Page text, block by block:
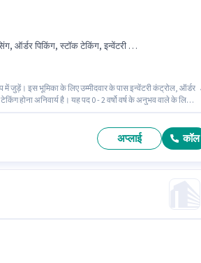
पिकिंग, स्टॉक टेकिंग, इन्वेंटरी कंट्रोल
जुड़ें। इस भूमिका के लिए उम्मीदवार के पास इन्वेंटरी कंट्रोल, ऑर्डर
होना अनिवार्य है। यह पद 0 - 2 वर्षो वर्ष के अनुभव वाले के लिए
अप्लाई कॉल